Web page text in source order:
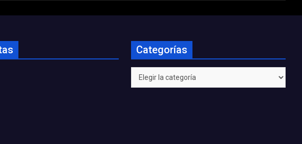
Categorías
Categorías